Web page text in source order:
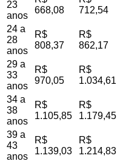
23
anos
668,08
712,54
24 a
28
anos
R$
808,37
R$
862,17
29 a
33
anos
R$
970,05
R$
1.034,61
34 a
38
anos
R$
1.105,85
R$
1.179,45
39 a
43
anos
R$
1.139,03
R$
1.214,83